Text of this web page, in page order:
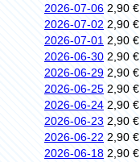
2026-07-06 2,90 €
2026-07-02 2,90 €
2026-07-01 2,90 €
2026-06-30 2,90 €
2026-06-29 2,90 €
2026-06-25 2,90 €
2026-06-24 2,90 €
2026-06-23 2,90 €
2026-06-22 2,90 €
2026-06-18 2,90 €